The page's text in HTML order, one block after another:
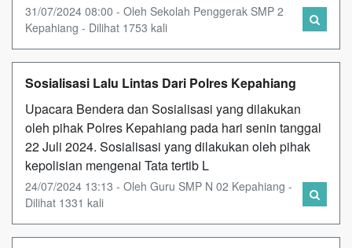
31/07/2024 08:00 - Oleh Sekolah Penggerak SMP 2
Kepahiang - Dilihat 1753 kali
Sosialisasi Lalu Lintas Dari Polres Kepahiang
Upacara Bendera dan Sosialisasi yang dilakukan
oleh pihak Polres Kepahiang pada hari senin tanggal
22 Juli 2024. Sosialisasi yang dilakukan oleh pihak
kepolisian mengenai Tata tertib L
24/07/2024 13:13 - Oleh Guru SMP N 02 Kepahiang -
Dilihat 1331 kali